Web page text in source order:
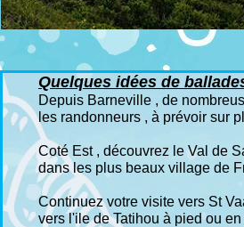
Quelques idées de
Depuis Barneville , de
les randonneurs , à prévoir sur
Coté Est , découvrez le Val de
dans les plus beaux village de
Continuez votre visite vers St
vers l'ile de Tatihou à pied ou en